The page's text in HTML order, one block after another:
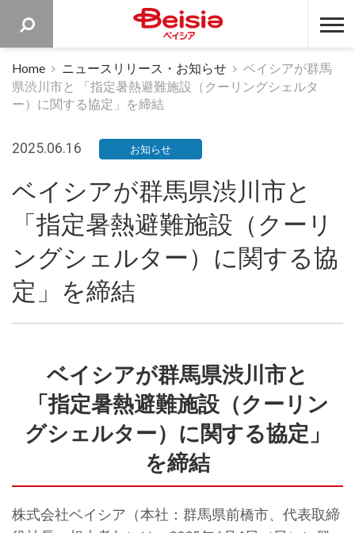
ベイシア
Home ニュースリリース・お知らせ
ベイシアが群馬
県渋川市と 「指定暑熱避難施設（クーリングシェルタ
ー）に関する協定」を締結
2025.06.16 お知らせ
ベイシアが群馬県渋川市と
「指定暑熱避難施設（クーリ
ングシェルター）に関する協
定」を締結
ベイシアが群馬県渋川市と
「指定暑熱避難施設（クーリン
グシェルター）に関する協定」
を締結
株式会社ベイシア（本社：群馬県前橋市、代表取締